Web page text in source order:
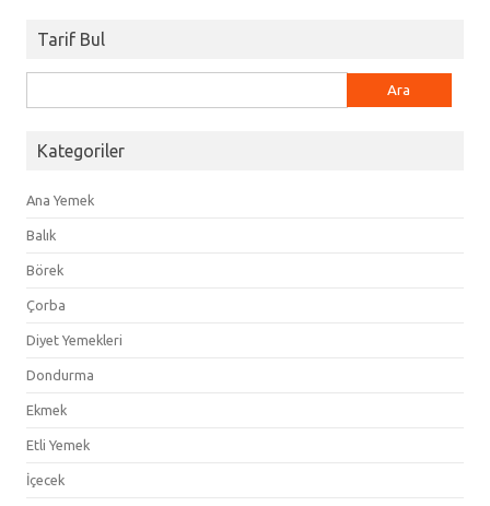
Tarif Bul
Kategoriler
Ana Yemek
Balık
Börek
Çorba
Diyet Yemekleri
Dondurma
Ekmek
Etli Yemek
İçecek